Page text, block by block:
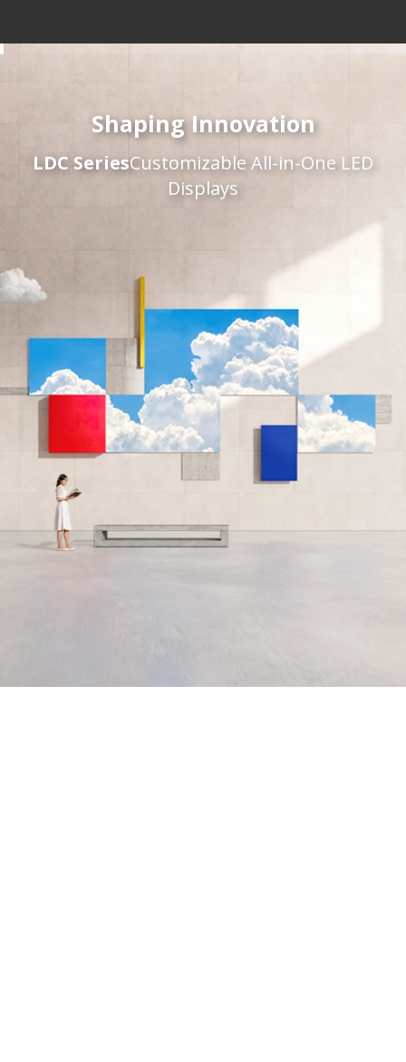
Shaping Innovation
LDC SeriesCustomizable All-in-One LED
Displays